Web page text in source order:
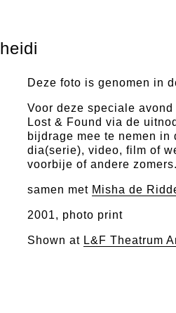
heidi
Deze foto is genomen in
Voor deze speciale
Lost & Found via de
bijdrage mee te nemen in
dia(serie), video, film of
voorbije of andere zomers.
samen met Misha de
2001, photo print
Shown at L&F Theatrum